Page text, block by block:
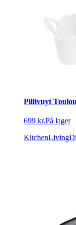
Pillivuyt
699 kr.På lager